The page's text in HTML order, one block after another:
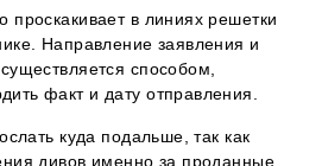
проскакивает в линиях решетки
Направление заявления и
способом,
факт и дату отправления.
куда подальше, так как
дивов именно за проданные